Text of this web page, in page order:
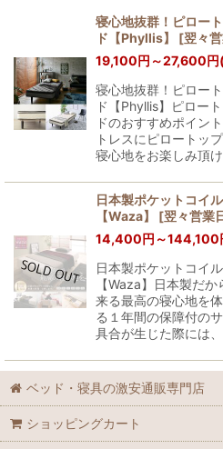
絞り込
寝心地抜群！ピロー
ド【Phyllis】
[翌々
19,100円 ～27,600円
寝心地抜群！ピロー
ド【Phyllis】ピロー
ドのおすすめポイン
トレスにピロートッ
寝心地をお楽しみ頂
日本製ポケットコイ
【Waza】
[翌々営業
14,400円 ～144,100
日本製ポケットコイ
【Waza】日本製だ
来る最高の寝心地を
る１年間の保障付の
具合が生じた際には
ベッド・寝具の激安通販専門店
ショッピングカート